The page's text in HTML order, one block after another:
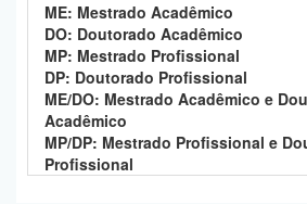
ME: Mestrado Acadêmico
DO: Doutorado Acadêmico
MP: Mestrado Profissional
DP: Doutorado Profissional
ME/DO: Mestrado Acadêmico e
Acadêmico
MP/DP: Mestrado Profissional e
Profissional